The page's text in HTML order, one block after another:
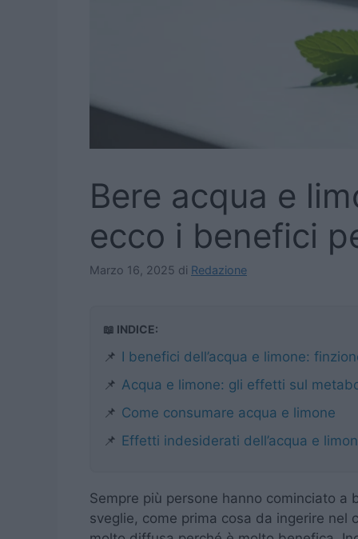
Bere acqua e
ecco i benefici
Marzo 16, 2025 di Redazione
📖 INDICE:
📌 I benefici dell’acqua e limone:
📌 Acqua e limone: gli effetti sul
📌 Come consumare acqua e limone
📌 Effetti indesiderati dell’acqua e
Sempre più persone hanno cominciato
sveglie, come prima cosa da ingerire nel